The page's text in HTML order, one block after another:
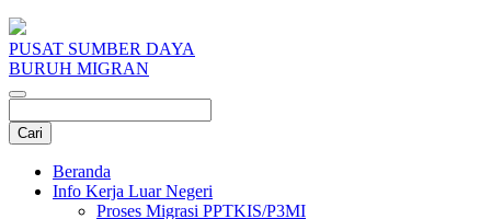
PUSAT SUMBER DAYA
BURUH MIGRAN
Beranda
Info Kerja Luar Negeri
Proses Migrasi PPTKIS/P3MI